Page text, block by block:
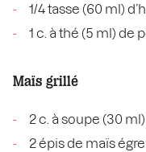
1/4 tasse (60 ml)
1 c. à thé (5 ml) de
Maïs grillé
2 c. à soupe (30
2 épis de maïs